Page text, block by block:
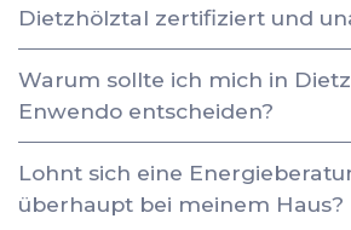
Dietzhölztal zertifiziert und
Warum sollte ich mich in
Enwendo entscheiden?
Lohnt sich eine
überhaupt bei meinem Haus?